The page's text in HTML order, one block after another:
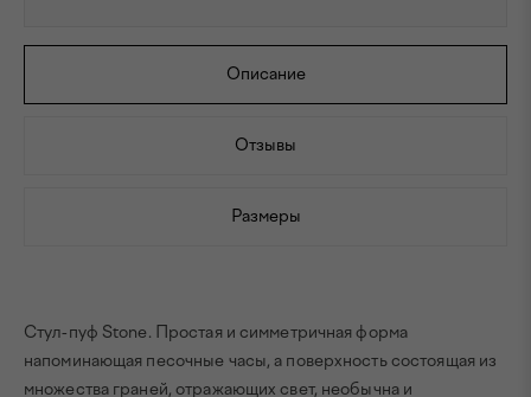
Описание
Отзывы
Размеры
Стул-пуф Stone. Простая и симметричная форма
напоминающая песочные часы, а поверхность состоящая из
множества граней, отражающих свет, необычна и